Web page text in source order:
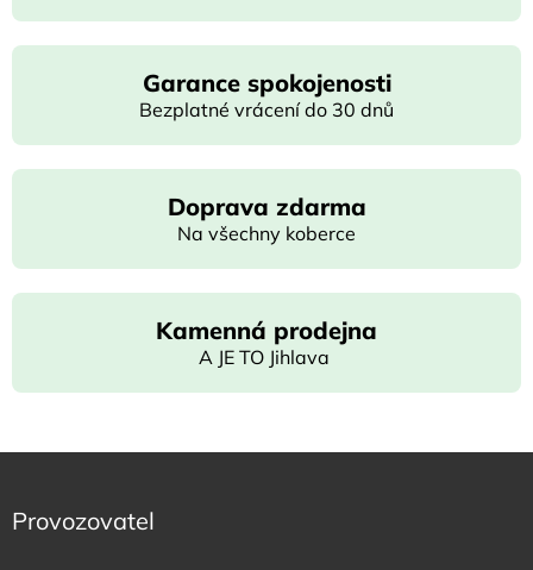
Garance spokojenosti
Bezplatné vrácení do 30 dnů
Doprava zdarma
Na všechny koberce
Kamenná prodejna
A JE TO Jihlava
Provozovatel